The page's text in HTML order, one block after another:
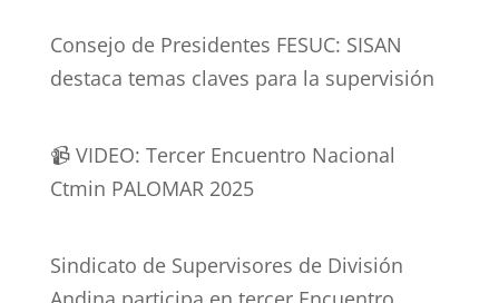
Consejo de Presidentes FESUC: SISAN
destaca temas claves para la supervisión
📹 VIDEO: Tercer Encuentro Nacional
Ctmin PALOMAR 2025
Sindicato de Supervisores de División